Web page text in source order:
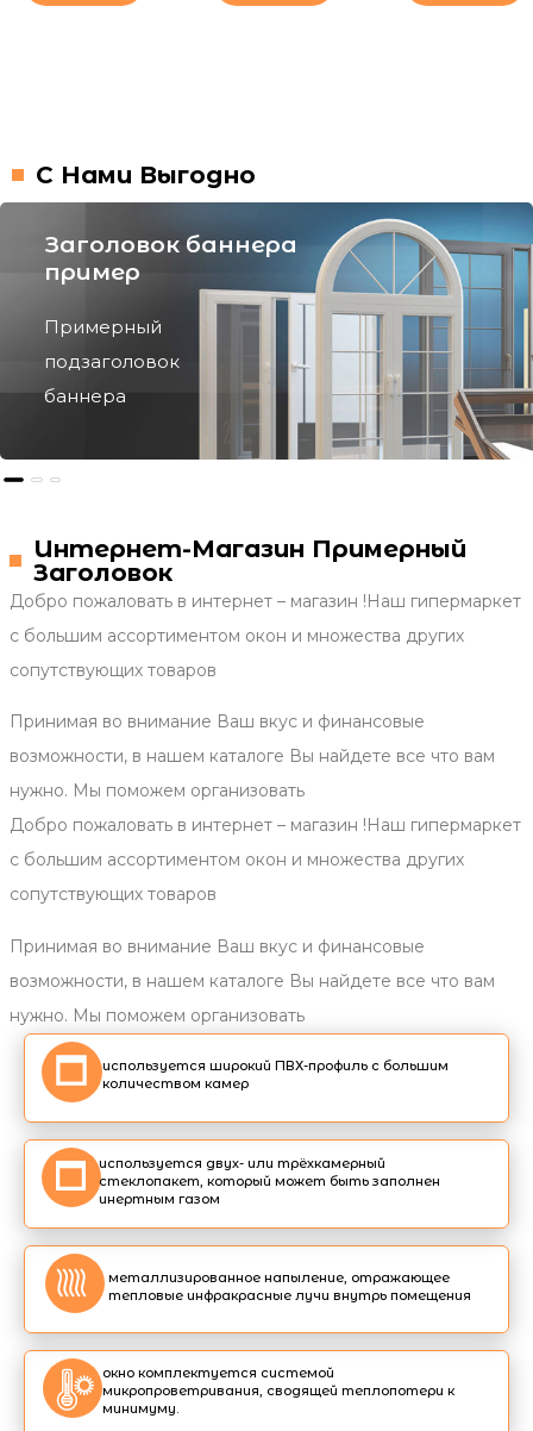
С Нами Выгодно
Интернет-Магазин Примерный
Заголовок
Добро пожаловать в интернет – магазин !Наш гипермаркет
с большим ассортиментом окон и множества других
сопутствующих товаров
Принимая во внимание Ваш вкус и финансовые
возможности, в нашем каталоге Вы найдете все что вам
нужно. Мы поможем организовать
Добро пожаловать в интернет – магазин !Наш гипермаркет
с большим ассортиментом окон и множества других
сопутствующих товаров
Принимая во внимание Ваш вкус и финансовые
возможности, в нашем каталоге Вы найдете все что вам
нужно. Мы поможем организовать
используется широкий ПВХ-профиль с большим
количеством камер
используется двух- или трёхкамерный
стеклопакет, который может быть заполнен
инертным газом
металлизированное напыление, отражающее
тепловые инфракрасные лучи внутрь помещения
окно комплектуется системой
микропроветривания, сводящей теплопотери к
минимуму.